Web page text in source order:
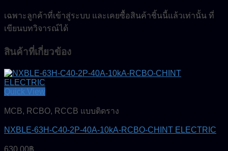
เฉพาะลูกค้าที่เข้าสู่ระบบ และเคยซื้อสินค้าชิ้นนี้แล้วเท่านั้น ที่
เขียนบทวิจารณ์ได้
สินค้าที่เกี่ยวข้อง
Quick View
MCB, RCBO, RCCB แบบติดราง
NXBLE-63H-C40-2P-40A-10kA-RCBO-CHINT ELECTRIC
630.00฿